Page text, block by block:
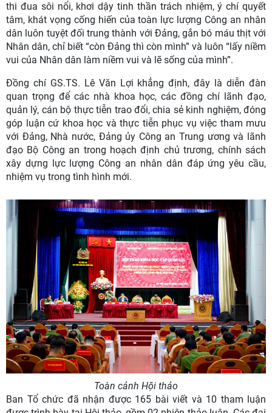
thi đua sôi nổi, khơi dậy tinh thần trách nhiệm, ý chí quyết
tâm, khát vọng cống hiến của toàn lực lượng Công an nhân
dân luôn tuyệt đối trung thành với Đảng, gắn bó máu thịt với
Nhân dân, chỉ biết “còn Đảng thì còn mình” và luôn “lấy niềm
vui của Nhân dân làm niềm vui và lẽ sống của mình”.
Đồng chí GS.TS. Lê Văn Lợi khẳng định, đây là diễn đàn
quan trọng để các nhà khoa học, các đồng chí lãnh đạo,
quản lý, cán bộ thực tiễn trao đổi, chia sẻ kinh nghiệm, đóng
góp luận cứ khoa học và thực tiễn phục vụ việc tham mưu
với Đảng, Nhà nước, Đảng ủy Công an Trung ương và lãnh
đạo Bộ Công an trong hoạch định chủ trương, chính sách
xây dựng lực lượng Công an nhân dân đáp ứng yêu cầu,
nhiệm vụ trong tình hình mới.
Toàn cảnh Hội thảo
Ban Tổ chức đã nhận được 165 bài viết và 10 tham luận